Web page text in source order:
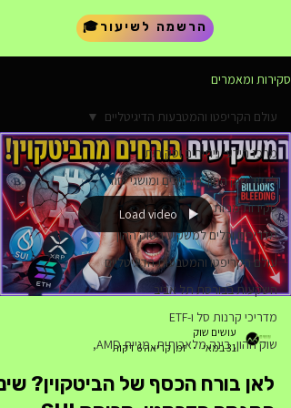
🎓הרשמה לשיעור
סקירות ומאמרים
מרכז הידע: ניתוחים וסקירות
לימוד שוק ההון: מדריכים ומושגי יסוד
סקירות מניות
מדריכים וכלים למשקיע בשוק ההון
עולם הקריפטו והמטבעות הדיגיטליים
השקעות בבורסת תל אביב
מדריכי קרנות סל ו-ETF
שוק ההון, בינה מלאכותית, מניית AMD,
עולם הקריפטו והמטבעות הדיגיטליים
Load video
עושים שוק
31 במאי
זמן קריאה 6 דקות
לאן בורח הכסף של הביטקוין?